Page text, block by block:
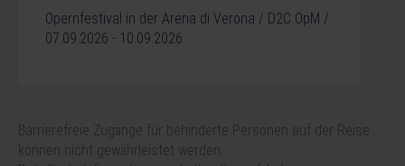
Opernfestival in der Arena di Verona / D2C OpM /
07.09.2026 - 10.09.2026
Barrierefreie Zugänge für behinderte Personen auf der Reise
können nicht gewährleistet werden.